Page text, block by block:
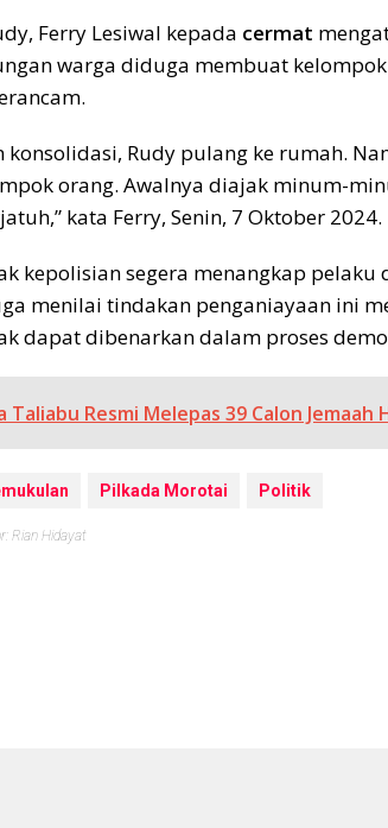
Ferry Lesiwal kepada cermat
warga diduga membuat
konsolidasi, Rudy pulang ke rumah.
orang. Awalnya diajak minum-
kata Ferry, Senin, 7 Oktober 2024.
kepolisian segera menangkap pelaku
menilai tindakan penganiayaan ini
dapat dibenarkan dalam proses
Taliabu Resmi Melepas 39 Calon Jemaah
Pilkada Morotai Politik
Rian Hidayat